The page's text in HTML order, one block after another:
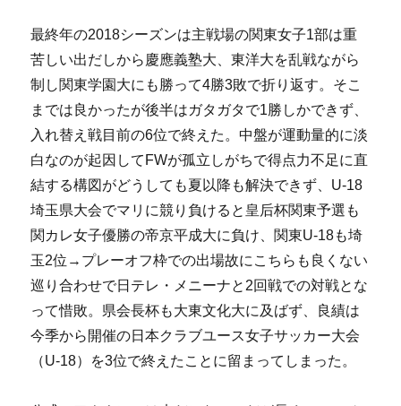
最終年の2018シーズンは主戦場の関東女子1部は重
苦しい出だしから慶應義塾大、東洋大を乱戦ながら
制し関東学園大にも勝って4勝3敗で折り返す。そこ
までは良かったが後半はガタガタで1勝しかできず、
入れ替え戦目前の6位で終えた。中盤が運動量的に淡
白なのが起因してFWが孤立しがちで得点力不足に直
結する構図がどうしても夏以降も解決できず、U-18
埼玉県大会でマリに競り負けると皇后杯関東予選も
関カレ女子優勝の帝京平成大に負け、関東U-18も埼
玉2位→プレーオフ枠での出場故にこちらも良くない
巡り合わせで日テレ・メニーナと2回戦での対戦とな
って惜敗。県会長杯も大東文化大に及ばず、良績は
今季から開催の日本クラブユース女子サッカー大会
（U-18）を3位で終えたことに留まってしまった。